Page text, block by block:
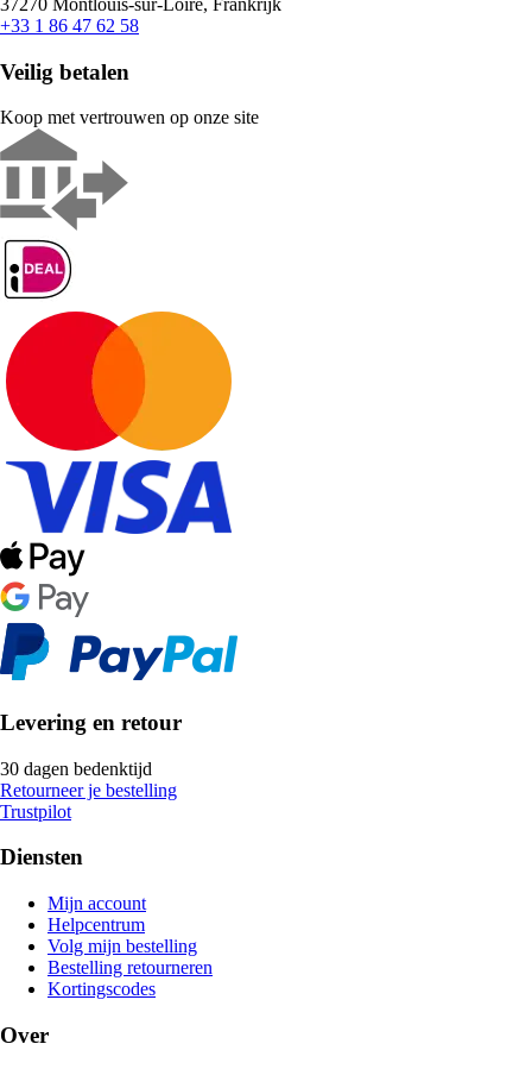
+33 1 86 47 62 58
Veilig betalen
Koop met vertrouwen op onze site
Levering en retour
30 dagen bedenktijd
Retourneer je bestelling
Trustpilot
Diensten
Mijn account
Helpcentrum
Volg mijn bestelling
Bestelling retourneren
Kortingscodes
Over